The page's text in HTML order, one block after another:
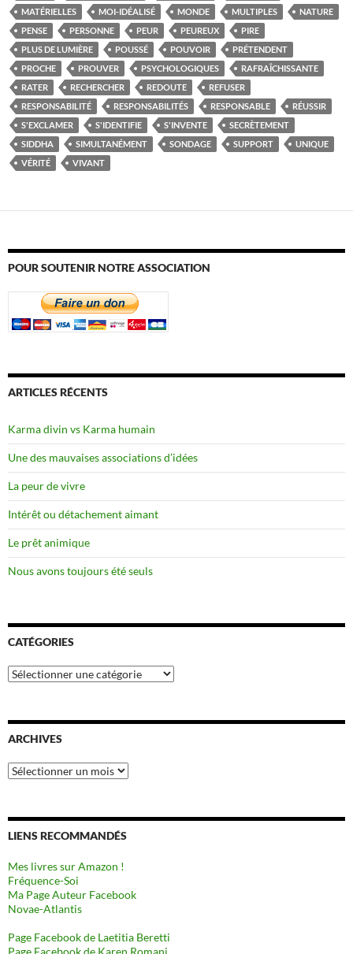
MATÉRIELLES
MOI-IDÉALISÉ MONDE MULTIPLES
NATURE
PENSE
PERSONNE PEUR PEUREUX
PIRE
PLUS DE LUMIÈRE
POUSSÉ POUVOIR
PRÉTENDENT
PROCHE
PROUVER PSYCHOLOGIQUES
RAFRAÎCHISSANTE
RATER
RECHERCHER REDOUTE
REFUSER
RESPONSABILITÉ
RESPONSABILITÉS RESPONSABLE
RÉUSSIR
S'EXCLAMER
S'IDENTIFIE S'INVENTE
SECRÈTEMENT
SIDDHA
SIMULTANÉMENT SONDAGE SUPPORT
UNIQUE
VÉRITÉ
VIVANT
POUR SOUTENIR NOTRE ASSOCIATION
ARTICLES RÉCENTS
Karma divin vs Karma humain
Une des mauvaises associations d’idées
La peur de vivre
Intérêt ou détachement aimant
Le prêt animique
Nous avons toujours été seuls
CATÉGORIES
Catégories
ARCHIVES
Archives
LIENS RECOMMANDÉS
Mes livres sur Amazon !
Fréquence-Soi
Ma Page Auteur Facebook
Novae-Atlantis
Page Facebook de Laetitia Beretti
Page Facebook de Karen Romani